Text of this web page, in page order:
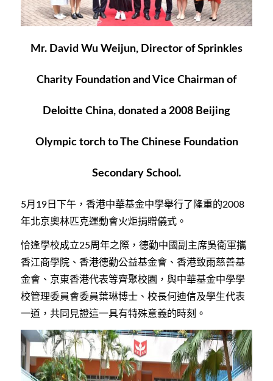
Mr. David Wu Weijun, Director of Sprinkles
Charity Foundation and Vice Chairman of
Deloitte China, donated a 2008 Beijing
Olympic torch to The Chinese Foundation
Secondary School.
5月 19 日下午，香港中華基金中學舉行了隆重的2008
年北京奧林匹克運動會火炬捐贈儀式。
恰逢學校成立25周年之際，德勤中國副主席吳衛軍攜
香江商學院、香港德勤公益基金會、香港致雨慈善基
金會、京東香港代表等齊聚校園，與中華基金中學學
校管理委員會委員葉琳博士、校長何迪信及學生代表
一道，共同見證這一具有特殊意義的時刻。